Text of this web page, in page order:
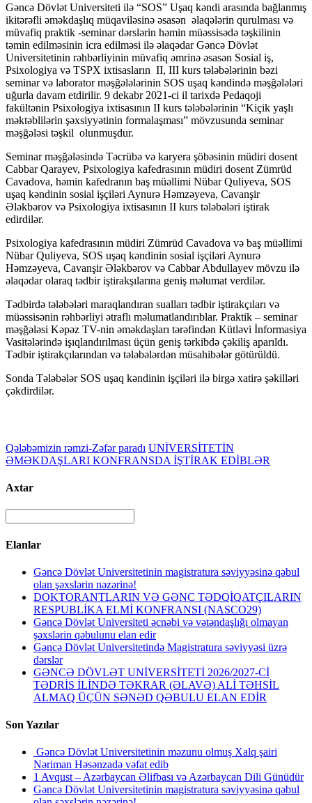
Gəncə Dövlət Universiteti ilə “SOS” Uşaq kəndi arasında bağlanmış
ikitərəfli əməkdaşlıq müqaviləsinə əsasən əlaqələrin qurulması və
müvafiq praktik -seminar dərslərin həmin müəssisədə təşkilinin
təmin edilməsinin icra edilməsi ilə əlaqədar Gəncə Dövlət
Universitetinin rəhbərliyinin müvafiq əmrinə əsasən Sosial iş,
Psixologiya və TSPX ixtisasların II, III kurs tələbələrinin bəzi
seminar və laborator məşğələlərinin SOS uşaq kəndində məşğələləri
uğurla davam etdirilir. 9 dekabr 2021-ci il tarixdə Pedaqoji
fakültənin Psixologiya ixtisasının II kurs tələbələrinin “Kiçik yaşlı
məktəblilərin şəxsiyyətinin formalaşması” mövzusunda seminar
məşğələsi təşkil olunmuşdur.
Seminar məşğələsində Təcrübə və karyera şöbəsinin müdiri dosent
Cabbar Qarayev, Psixologiya kafedrasının müdiri dosent Zümrüd
Cavadova, həmin kafedranın baş müəllimi Nübar Quliyeva, SOS
uşaq kəndinin sosial işçiləri Aynurə Həmzəyeva, Cavanşir
Ələkbərov və Psixologiya ixtisasının II kurs tələbələri iştirak
edirdilər.
Psixologiya kafedrasının müdiri Zümrüd Cavadova və baş müəllimi
Nübar Quliyeva, SOS uşaq kəndinin sosial işçiləri Aynurə
Həmzəyeva, Cavanşir Ələkbərov və Cabbar Abdullayev mövzu ilə
əlaqədar olaraq tədbir iştirakşılarına geniş məlumat verdilər.
Tədbirdə tələbələri maraqlandıran sualları tədbir iştirakçıları və
müəssisənin rəhbərliyi ətraflı məlumatlandırıblar. Praktik – seminar
məşğələsi Kəpəz TV-nin əməkdaşları tərəfindən Kütləvi İnformasiya
Vasitələrində işıqlandırılması üçün geniş tərkibdə çəkiliş aparıldı.
Tədbir iştirakçılarından və tələbələrdən müsahibələr götürüldü.
Sonda Tələbələr SOS uşaq kəndinin işçiləri ilə birgə xatirə şəkilləri
çəkdirdilər.
Qələbəmizin rəmzi-Zəfər paradı UNİVERSİTETİN
ƏMƏKDAŞLARI KONFRANSDA İŞTİRAK EDİBLƏR
Axtar
Elanlar
Gəncə Dövlət Universitetinin magistratura səviyyəsinə qəbul
olan şəxslərin nəzərinə!
DOKTORANTLARIN VƏ GƏNC TƏDQİQATÇILARIN
RESPUBLİKA ELMİ KONFRANSI (NASCO29)
Gəncə Dövlət Universiteti əcnəbi və vətəndaşlığı olmayan
şəxslərin qəbulunu elan edir
Gəncə Dövlət Universitetində Magistratura səviyyəsi üzrə
dərslər
GƏNCƏ DÖVLƏT UNİVERSİTETİ 2026/2027-Cİ
TƏDRİS İLİNDƏ TƏKRAR (ƏLAVƏ) ALİ TƏHSİL
ALMAQ ÜÇÜN SƏNƏD QƏBULU ELAN EDİR
Son Yazılar
Gəncə Dövlət Universitetinin məzunu olmuş Xalq şairi
Nəriman Həsənzadə vəfat edib
1 Avqust – Azərbaycan Əlifbası və Azərbaycan Dili Günüdür
Gəncə Dövlət Universitetinin magistratura səviyyəsinə qəbul